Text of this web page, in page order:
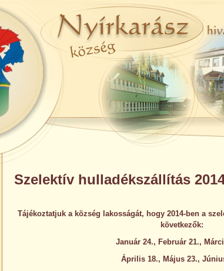
Szelektív hulladékszállítás
Tájékoztatjuk a község lakosságát, hogy 2014-ben a
következők:
Január 24., Február 21.,
Április 18., Május 23.,